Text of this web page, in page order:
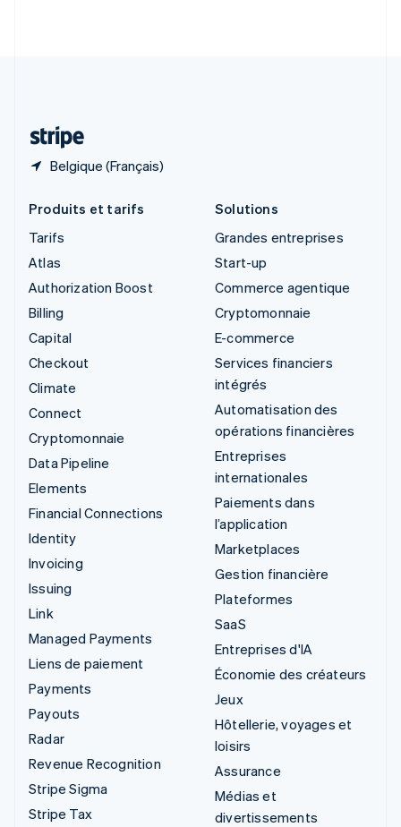
Belgique (Français)
Produits et tarifs
Tarifs
Atlas
Authorization Boost
Billing
Capital
Checkout
Climate
Connect
Cryptomonnaie
Data Pipeline
Elements
Financial Connections
Identity
Invoicing
Issuing
Link
Managed Payments
Liens de paiement
Payments
Payouts
Radar
Revenue Recognition
Stripe Sigma
Stripe Tax
Solutions
Grandes entreprises
Start-up
Commerce agentique
Cryptomonnaie
E-commerce
Services financiers
intégrés
Automatisation des
opérations financières
Entreprises
internationales
Paiements dans
l’application
Marketplaces
Gestion financière
Plateformes
SaaS
Entreprises d'IA
Économie des créateurs
Jeux
Hôtellerie, voyages et
loisirs
Assurance
Médias et
divertissements